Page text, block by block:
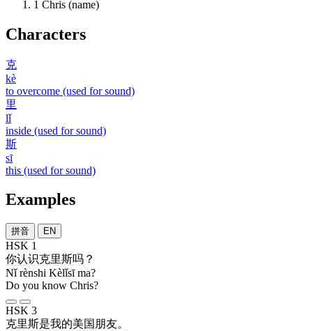
1 Chris (name)
Characters
克
kè
to overcome (used for sound)
里
lǐ
inside (used for sound)
斯
sī
this (used for sound)
Examples
拼音 EN
HSK 1
你认识克里斯吗 ？
Nǐ rènshi Kèlǐsī ma?
Do you know Chris?
HSK 3
克里斯是我的美国 朋友。